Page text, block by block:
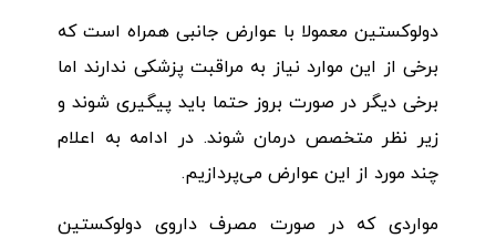
دولوکستین معمولا با عوارض جانبی همراه است که
برخی از این موارد نیاز به مراقبت پزشکی ندارند اما
برخی دیگر در صورت بروز حتما باید پیگیری شوند و
زیر نظر متخصص درمان شوند. در ادامه به اعلام
چند مورد از این عوارض می‌پردازیم.
مواردی که در صورت مصرف داروی دولوکستین